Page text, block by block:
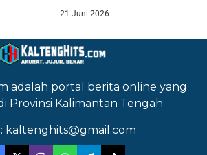
21 Juni 2026
adalah portal berita online yang
Provinsi Kalimantan Tengah
kaltenghits@gmail.com